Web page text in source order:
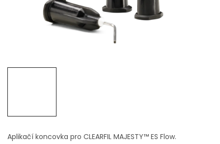
Aplikačí koncovka pro CLEARFIL MAJESTY™ ES Flow.